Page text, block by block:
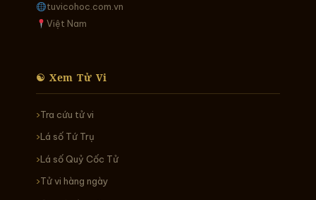
tuvicohoc.com.vn
Việt Nam
☯ Xem Tử Vi
Tra cứu tử vi
Lá số Tứ Trụ
Lá số Quỷ Cốc Tử
Tử vi hàng ngày